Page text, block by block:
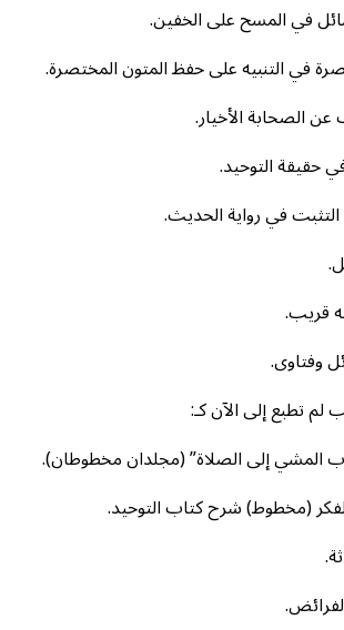
تطبع إلى الآن كـ:
المشي إلى الصلاة” (مجلدان مخطوطان).
(مخطوط) شرح كتاب التوحيد.